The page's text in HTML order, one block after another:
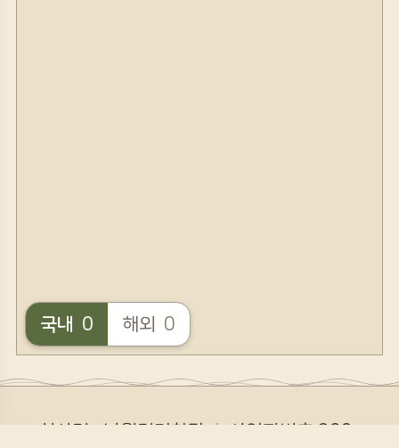
국내 0 해외 0
회사명 : 낭월명리학당 ㅣ 사업자번호 308-